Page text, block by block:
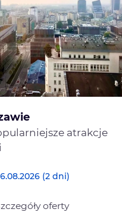
atrakcje
(2 dni)
oferty